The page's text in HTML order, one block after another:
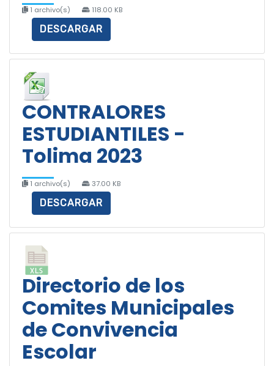
1 archivo(s) 118.00 KB
DESCARGAR
CONTRALORES
ESTUDIANTILES -
Tolima 2023
1 archivo(s) 37.00 KB
DESCARGAR
Directorio de los
Comites Municipales
de Convivencia
Escolar